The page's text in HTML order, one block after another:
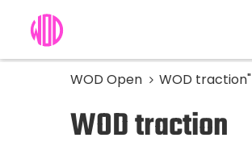
WOD Open WOD traction"
WOD traction